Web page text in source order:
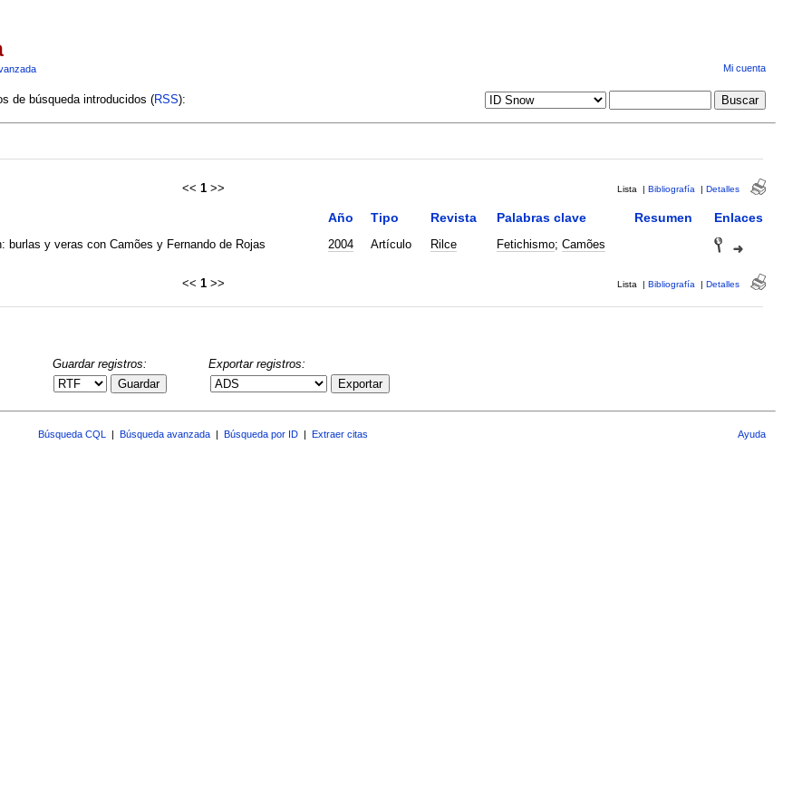
Mi cuenta
de búsqueda introducidos (RSS):
<< 1 >> Lista | Bibliografía | Detalles
Año Tipo Revista Palabras clave Resumen Enlaces
burlas y veras con Camões y Fernando de Rojas 2004 Artículo Rilce Fetichismo; Camões
<< 1 >> Lista | Bibliografía | Detalles
Guardar registros:
Guardar
Exportar registros:
Exportar
Búsqueda CQL Búsqueda avanzada Búsqueda por ID Extraer citas Ayuda